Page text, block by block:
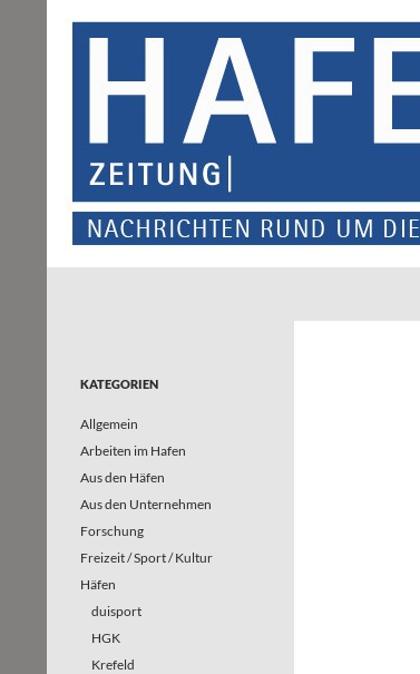
KATEGORIEN
Allgemein
Arbeiten im Hafen
Aus den Häfen
Aus den Unternehmen
Forschung
Freizeit / Sport / Kultur
Häfen
duisport
HGK
Krefeld